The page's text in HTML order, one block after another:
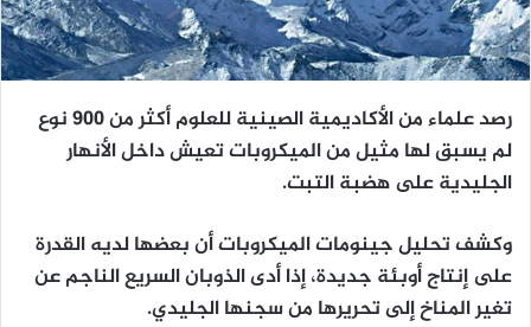
رصد علماء من الأكاديمية الصينية للعلوم أكثر من 900 نوع
لم يسبق لها مثيل من الميكروبات تعيش داخل الأنهار
الجليدية على هضبة التبت.
وكشف تحليل جينومات الميكروبات أن بعضها لديه القدرة
على إنتاج أوبئة جديدة، إذا أدى الذوبان السريع الناجم عن
تغير المناخ إلى تحريرها من سجنها الجليدي.